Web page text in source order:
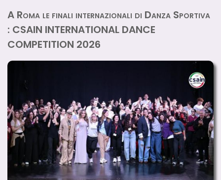
A Roma le finali internazionali di Danza Sportiva
: CSAIN INTERNATIONAL DANCE
COMPETITION 2026